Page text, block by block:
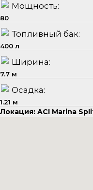
Мощность:
80
Топливный бак:
400 л
Ширина:
7.7 м
Осадка:
1.21 м
Локация: ACI Marina